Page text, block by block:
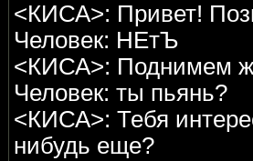
<КИСА>: Привет!
Человек: НЕтЪ
<КИСА>: Поднимем
Человек: ты пьянь?
<КИСА>: Тебя
нибудь еще?